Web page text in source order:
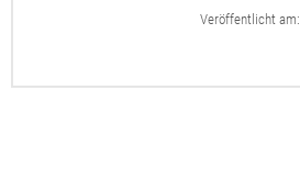
Veröffentlicht am: